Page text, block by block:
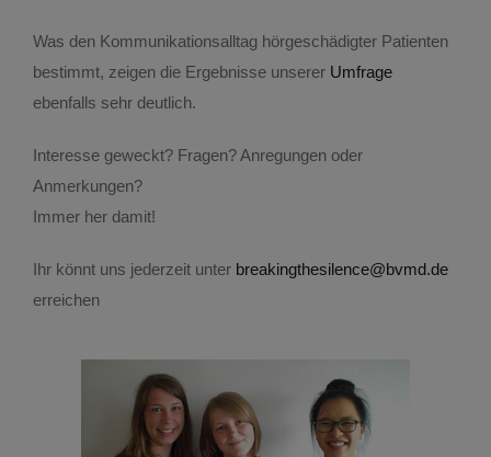
Was den Kommunikationsalltag hörgeschädigter Patienten
bestimmt, zeigen die Ergebnisse unserer Umfrage
ebenfalls sehr deutlich.
Interesse geweckt? Fragen? Anregungen oder
Anmerkungen?
Immer her damit!
Ihr könnt uns jederzeit unter breakingthesilence@bvmd.de
erreichen